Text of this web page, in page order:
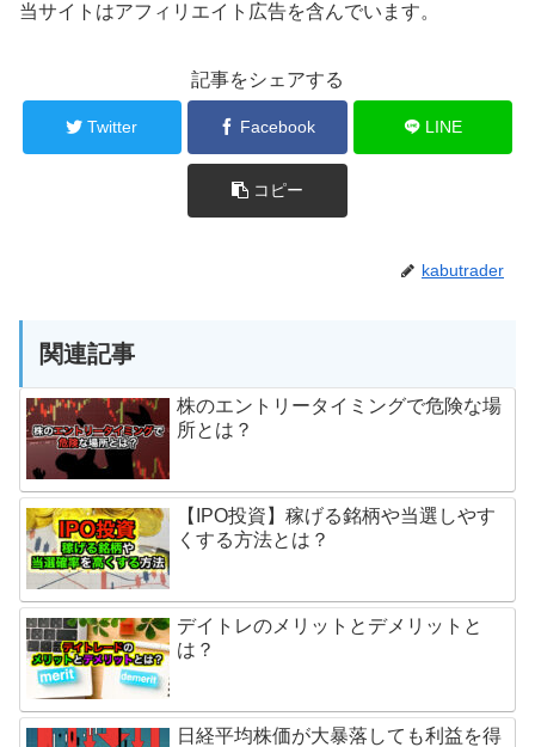
当サイトはアフィリエイト広告を含んでいます。
記事をシェアする
Twitter Facebook LINE
コピー
kabutrader
関連記事
株のエントリータイミングで危険な場
所とは？
【IPO投資】稼げる銘柄や当選しやす
くする方法とは？
デイトレのメリットとデメリットと
は？
日経平均株価が大暴落しても利益を得